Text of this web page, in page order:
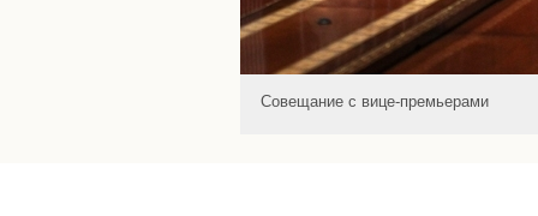
Совещание с вице-премьерами